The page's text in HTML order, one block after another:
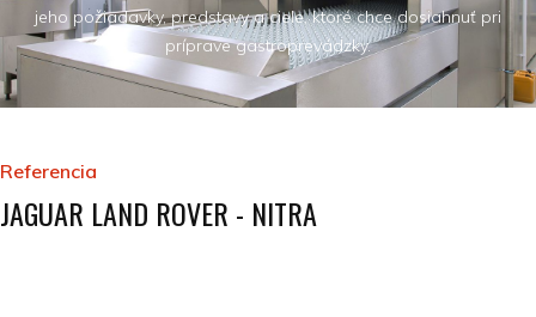
jeho požiadavky, predstavy a ciele, ktoré chce dosiahnuť pri
príprave gastroprevádzky.
Referencia
JAGUAR LAND ROVER - NITRA